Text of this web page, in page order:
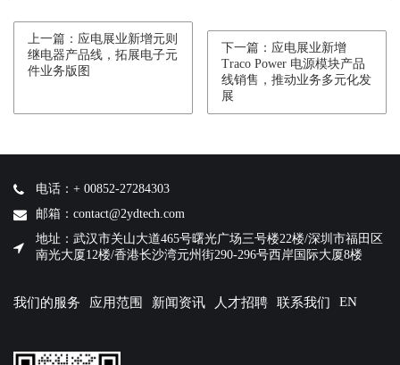
上一篇：应电展业新增元则
继电器产品线，拓展电子元
件业务版图
下一篇：应电展业新增
Traco Power 电源模块产品
线销售，推动业务多元化发
展
电话：+ 00852-27284303
邮箱：contact@2ydtech.com
地址：武汉市关山大道465号曙光广场三号楼22楼/深圳市福田区
南光大厦12楼/香港长沙湾元州街290-296号西岸国际大厦8楼
我们的服务 应用范围 新闻资讯 人才招聘 联系我们 EN